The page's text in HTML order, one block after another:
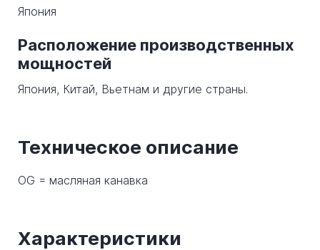
Япония
Расположение производственных
мощностей
Япония, Китай, Вьетнам и другие страны.
Техническое описание
OG = масляная канавка
Характеристики